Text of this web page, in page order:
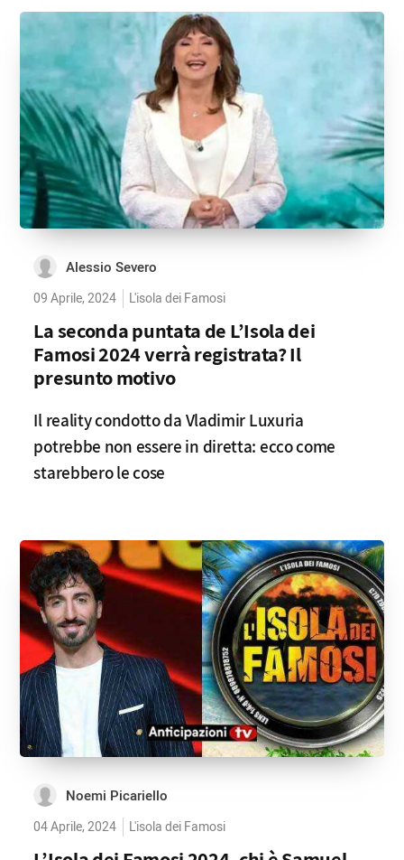
Alessio Severo
09 Aprile, 2024 L'isola dei Famosi
La seconda puntata de L’Isola dei
Famosi 2024 verrà registrata? Il
presunto motivo
Il reality condotto da Vladimir Luxuria
potrebbe non essere in diretta: ecco come
starebbero le cose
Noemi Picariello
04 Aprile, 2024 L'isola dei Famosi